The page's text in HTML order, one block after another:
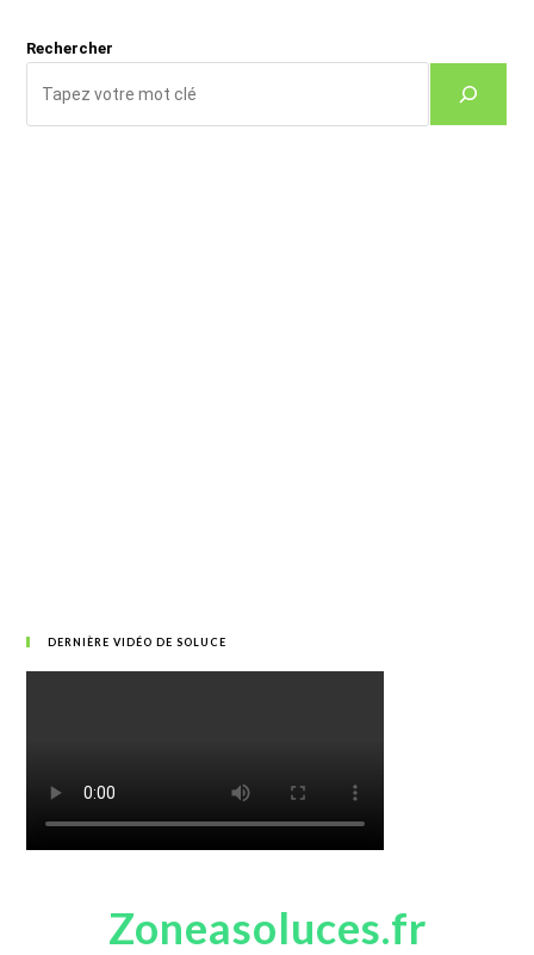
Rechercher
DERNIÈRE VIDÉO DE SOLUCE
Zoneasoluces.fr